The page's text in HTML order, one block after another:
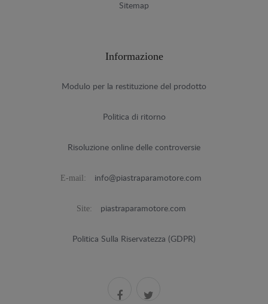
Sitemap
Informazione
Modulo per la restituzione del prodotto
Politica di ritorno
Risoluzione online delle controversie
E-mail: info@piastraparamotore.com
Site: piastraparamotore.com
Politica Sulla Riservatezza (GDPR)